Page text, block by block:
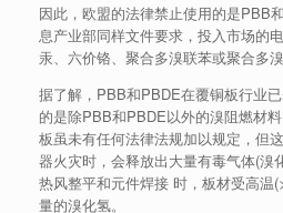
因此，欧盟的法律禁止使用的是PBB
息产业部同样文件要求，投入市场的
汞、六价铬、聚合多溴联苯或聚合多
据了解，PBB和PBDE在覆铜板行业
的是除PBB和PBDE以外的溴阻燃材
板虽未有任何法律法规加以规定，但
器火灾时，会释放出大量有毒气体(溴
热风整平和元件焊接 时，板材受高温
量的溴化氢。